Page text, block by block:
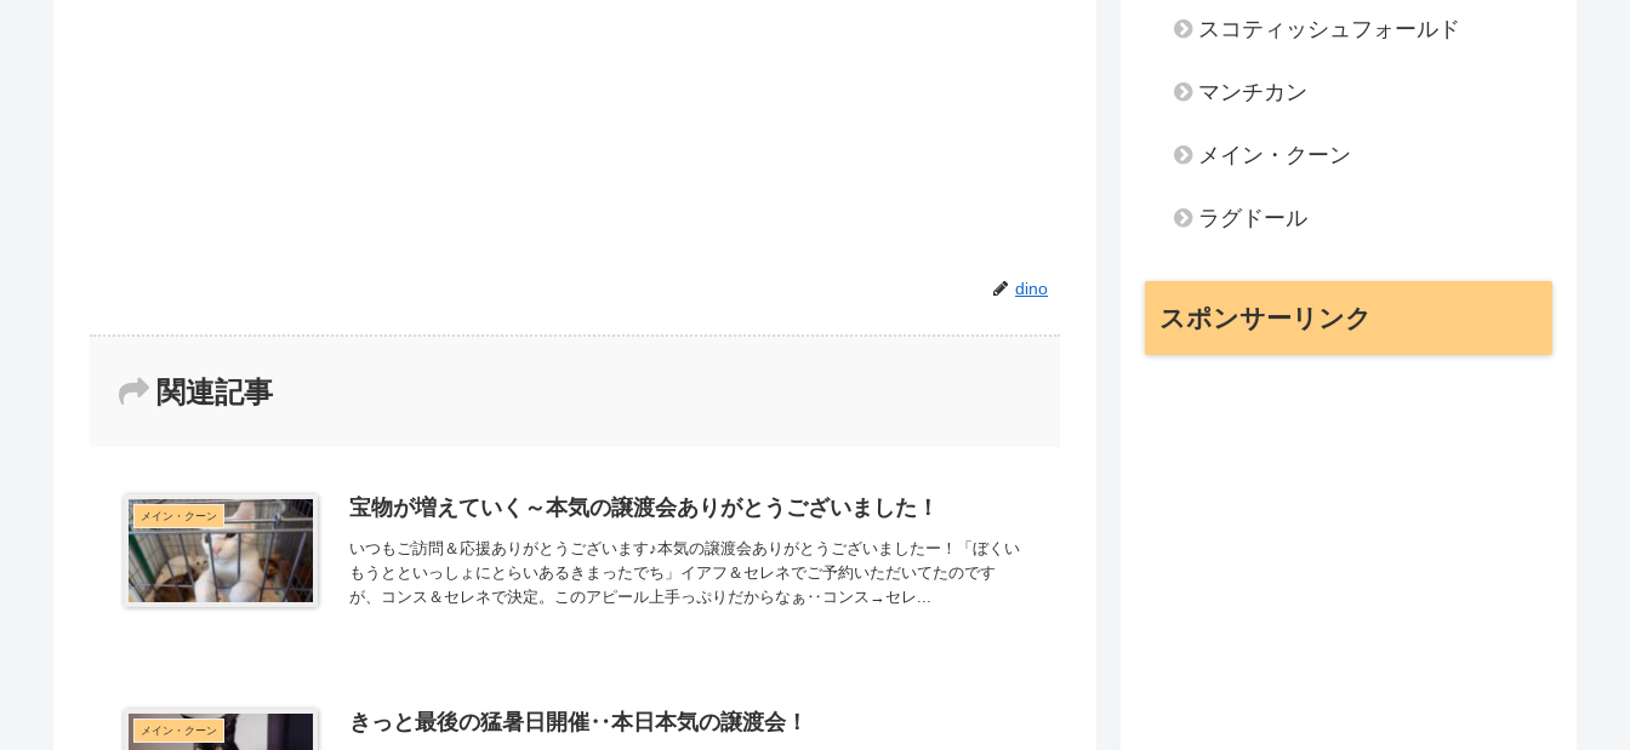
dino
関連記事
メイン・クーン 宝物が増えていく～本気の譲渡会ありがとうございました！
いつもご訪問＆応援ありがとうございます♪本気の譲渡会ありがとうございましたー！「ぼくい
もうとといっしょにとらいあるきまったでち」イアフ＆セレネでご予約いただいてたのです
が、コンス＆セレネで決定。このアピール上手っぷりだからなぁ‥コンス→セレ...
メイン・クーン きっと最後の猛暑日開催‥本日本気の譲渡会！
スコティッシュフォールド
マンチカン
メイン・クーン
ラグドール
スポンサーリンク